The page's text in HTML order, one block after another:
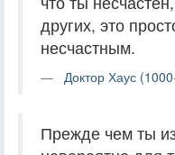
других, это
несчастным.
Доктор Хаус
Прежде чем ты